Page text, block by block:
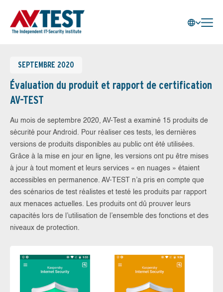
SEPTEMBRE 2020
Évaluation du produit et rapport de certification
AV-TEST
Au mois de septembre 2020, AV-Test a examiné 15 produits de
sécurité pour Android. Pour réaliser ces tests, les dernières
versions de produits disponibles au public ont été utilisées.
Grâce à la mise en jour en ligne, les versions ont pu être mises
à jour à tout moment et leurs services « en nuages » étaient
accessibles en permanence. AV-TEST n’a pris en compte que
des scénarios de test réalistes et testé les produits par rapport
aux menaces actuelles. Les produits ont dû prouver leurs
capacités lors de l’utilisation de l’ensemble des fonctions et des
niveaux de protection.